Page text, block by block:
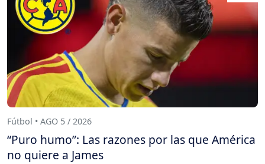
Fútbol • AGO 5 / 2026
“Puro humo”: Las razones por las que América
no quiere a James